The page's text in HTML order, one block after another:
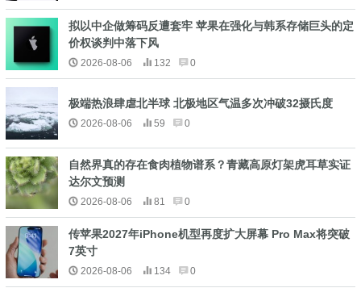
拟以中企做筹码反遭套牢 苹果在强化与韩系存储巨头的定
价权谈判中落下风
2026-08-06 132 0
极端热浪肆虐北半球 北极地区气温多次冲破32摄氏度
2026-08-06 59 0
自然界真的存在食肉植物谱系？青藏高原灯架虎耳草实证
达尔文预测
2026-08-06 81 0
传苹果2027年iPhone机型再度扩大屏幕 Pro Max将突破
7英寸
2026-08-06 134 0